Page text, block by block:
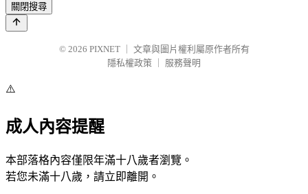
關閉搜尋
© 2026 PIXNET
文章與圖片權利屬原作者所有
隱私權政策
服務聲明
⚠️
成人內容提醒
本部落格內容僅限年滿十八歲者瀏覽。
若您未滿十八歲，請立即離開。